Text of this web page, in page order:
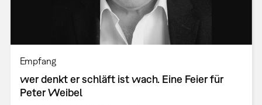
Empfang
wer denkt er schläft ist wach. Eine Feier für
Peter Weibel